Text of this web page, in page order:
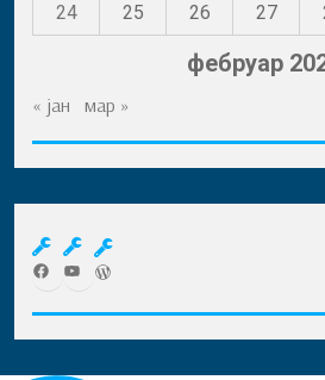
фебруар
24
25 26 27
« јан мар »
Facebook
YouTubeWordPress